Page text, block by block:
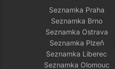
Seznamka Praha
Seznamka Brno
Seznamka Ostrava
Seznamka Plzeň
Seznamka Liberec
Seznamka Olomouc